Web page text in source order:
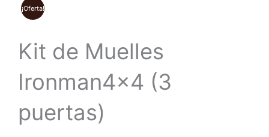
¡Oferta!
Kit de Muelles
Ironman4x4 (3
puertas)